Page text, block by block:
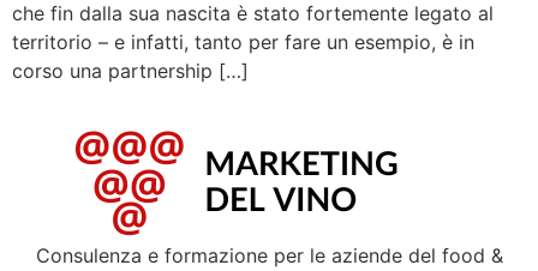
che fin dalla sua nascita è stato fortemente legato al
territorio – e infatti, tanto per fare un esempio, è in
corso una partnership […]
Consulenza e formazione per le aziende del food &